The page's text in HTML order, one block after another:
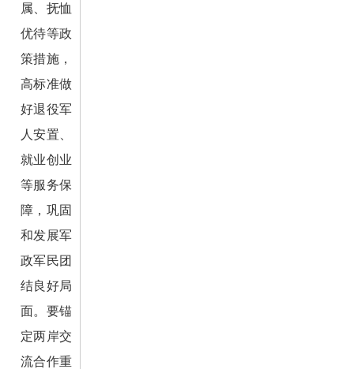
属、抚恤
优待等政
策措施，
高标准做
好退役军
人安置、
就业创业
等服务保
障，巩固
和发展军
政军民团
结良好局
面。要锚
定两岸交
流合作重